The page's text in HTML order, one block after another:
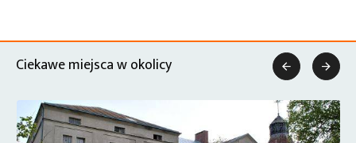
Ciekawe miejsca w okolicy  